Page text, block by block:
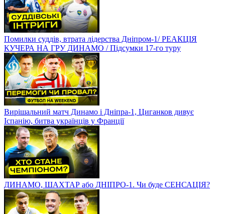
Помилки суддів, втрата лідерства Дніпром-1/ РЕАКЦІЯ
КУЧЕРА НА ГРУ ДИНАМО / Підсумки 17-го туру
Вирішальний матч Динамо і Дніпра-1, Циганков дивує
Іспанію, битва українців у Франції
ДИНАМО, ШАХТАР або ДНІПРО-1. Чи буде СЕНСАЦІЯ?